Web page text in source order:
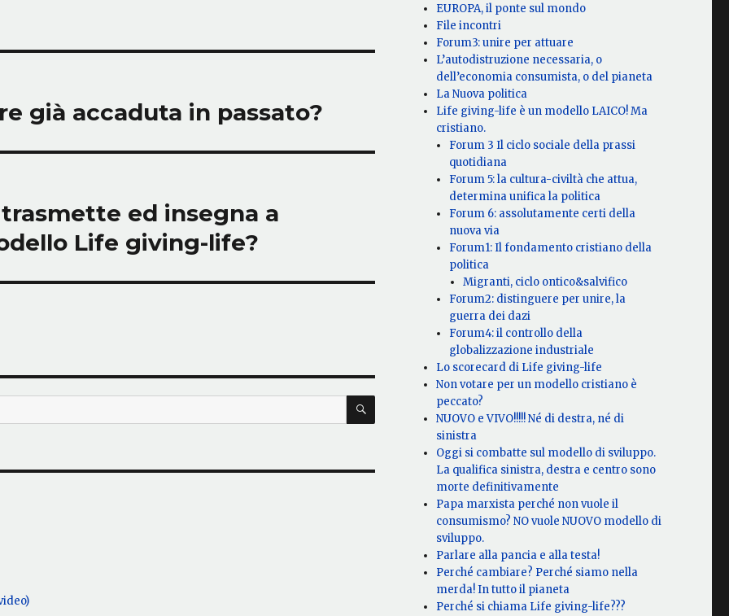
già accaduta in passato?
ed insegna a
Life giving-life?
CERCA
EUROPA, il ponte sul mondo
File incontri
Forum3: unire per attuare
L’autodistruzione necessaria, o
dell’economia consumista, o del pianeta
La Nuova politica
Life giving-life è un modello LAICO! Ma
cristiano.
Forum 3 Il ciclo sociale della prassi
quotidiana
Forum 5: la cultura-civiltà che attua,
determina unifica la politica
Forum 6: assolutamente certi della
nuova via
Forum1: Il fondamento cristiano della
politica
Migranti, ciclo ontico&salvifico
Forum2: distinguere per unire, la
guerra dei dazi
Forum4: il controllo della
globalizzazione industriale
Lo scorecard di Life giving-life
Non votare per un modello cristiano è
peccato?
NUOVO e VIVO!!!!! Né di destra, né di
sinistra
Oggi si combatte sul modello di sviluppo.
La qualifica sinistra, destra e centro sono
morte definitivamente
Papa marxista perché non vuole il
consumismo? NO vuole NUOVO modello di
sviluppo.
Parlare alla pancia e alla testa!
Perché cambiare? Perché siamo nella
merda! In tutto il pianeta
Perché si chiama Life giving-life???